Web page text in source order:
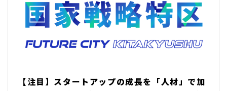
【注目】スタートアップの成長を「人材」で加